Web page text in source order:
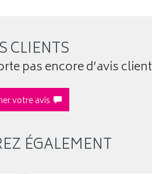
CLIENTS
pas encore d’avis
votre avis
ÉGALEMENT